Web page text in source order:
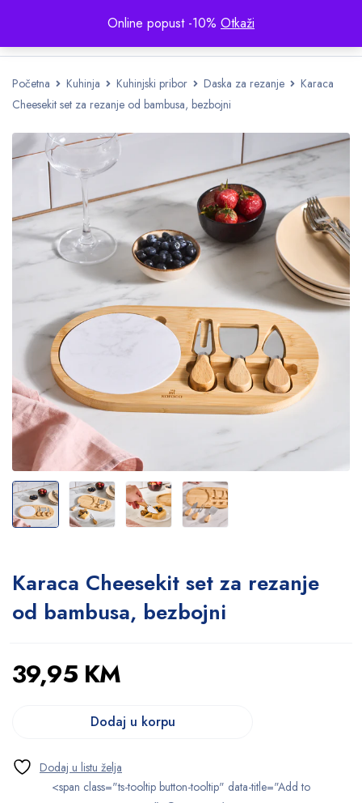
Online popust -10% Otkaži
Početna Kuhinja Kuhinjski pribor Daska za rezanje
Karaca
Cheesekit set za rezanje od bambusa, bezbojni
Karaca Cheesekit set za rezanje
od bambusa, bezbojni
39,95 KM
Dodaj u korpu
<span class="ts-tooltip button-tooltip" data-title="Add to